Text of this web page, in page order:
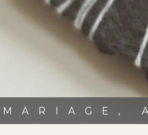
MARIAGE,